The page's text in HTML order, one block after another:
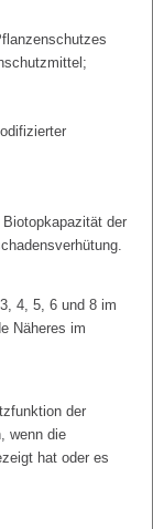
der
4, 5, 6 und 8 im
Näheres im
der
wenn die
hat oder es